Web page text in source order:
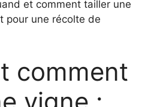
et comment tailler une
pour une récolte de
comment